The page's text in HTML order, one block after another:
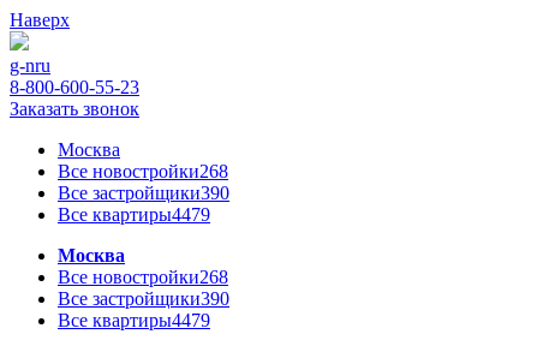
Наверх
g-nru
8-800-600-55-23
Заказать звонок
Москва
Все новостройки268
Все застройщики390
Все квартиры4479
Москва
Все новостройки268
Все застройщики390
Все квартиры4479